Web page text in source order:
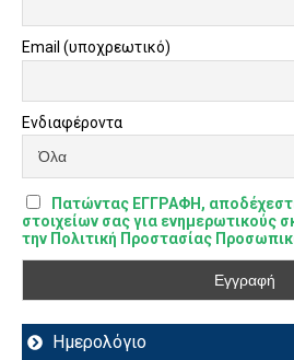
Email (υποχρεωτικό)
Ενδιαφέροντα
Πατώντας ΕΓΓΡΑΦΗ,
στοιχείων σας για ενημερωτικούς
την Πολιτική Προστασίας
Ημερολόγιο